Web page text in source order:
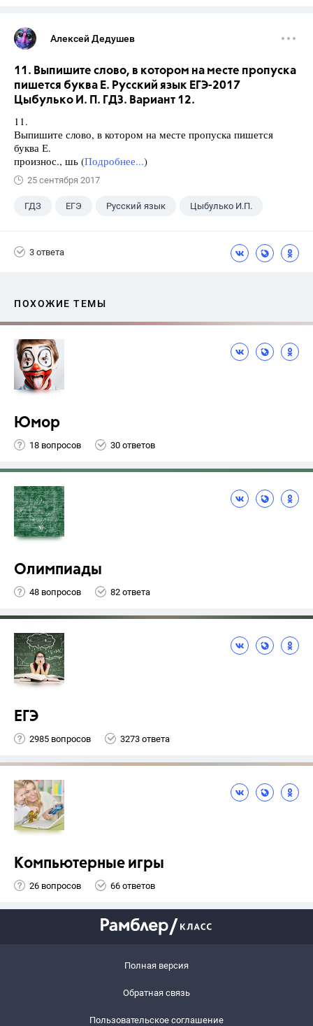
Алексей Дедушев
11. Выпишите слово, в котором на месте пропуска
пишется буква Е. Русский язык ЕГЭ-2017
Цыбулько И. П. ГДЗ. Вариант 12.
11.
Выпишите слово, в котором на месте пропуска пишется
буква Е.
произнос., шь (Подробнее...)
25 сентября 2017
ГДЗ ЕГЭ Русский язык Цыбулько И.П.
3 ответа
ПОХОЖИЕ ТЕМЫ
Юмор
18 вопросов 30 ответов
Олимпиады
48 вопросов 82 ответа
ЕГЭ
2985 вопросов 3273 ответа
Компьютерные игры
26 вопросов 66 ответов
Полная версия
Обратная связь
Пользовательское соглашение